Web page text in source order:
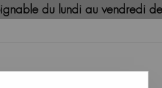
du lundi au vendredi